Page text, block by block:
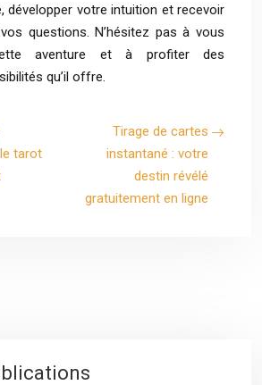
développer votre intuition et recevoir
questions. N’hésitez pas à vous
aventure et à profiter des
qu’il offre.
tarot
Tirage de cartes
instantané : votre
destin révélé
gratuitement en ligne